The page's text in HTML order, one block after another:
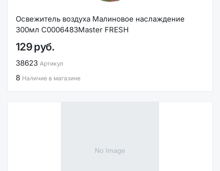
Освежитель воздуха Малиновое наслаждение
300мл С0006483Master FRESH
129 руб.
38623 Артикул
8 Наличие в магазине